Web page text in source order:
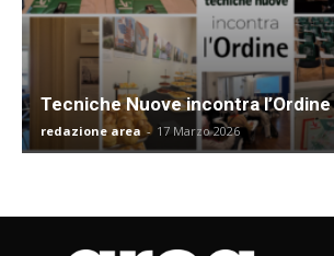
Tecniche Nuove incontra
redazione area - 17 Marzo 2026